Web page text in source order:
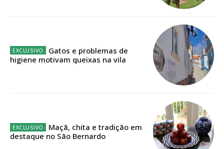
Acesso aos conteúdos Exclusivos para
Ofertas para assinatura anual
ASSINATURA
Gatos e problemas de
higiene motivam queixas na vila
Maçã, chita e tradição em
destaque no São Bernardo